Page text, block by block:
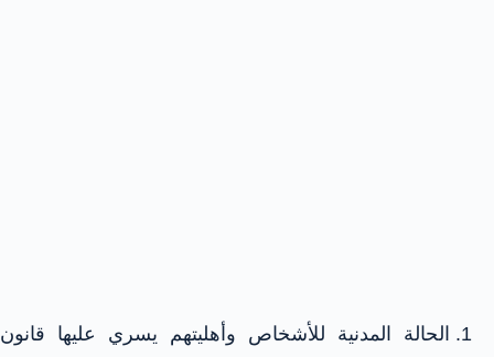
الحالة المدنية للأشخاص وأهليتهم يسري عليها قانون